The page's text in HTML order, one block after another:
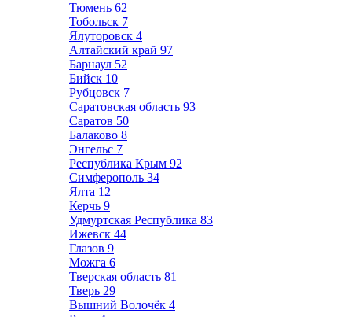
Тюмень 62
Тобольск 7
Ялуторовск 4
Алтайский край 97
Барнаул 52
Бийск 10
Рубцовск 7
Саратовская область 93
Саратов 50
Балаково 8
Энгельс 7
Республика Крым 92
Симферополь 34
Ялта 12
Керчь 9
Удмуртская Республика 83
Ижевск 44
Глазов 9
Можга 6
Тверская область 81
Тверь 29
Вышний Волочёк 4